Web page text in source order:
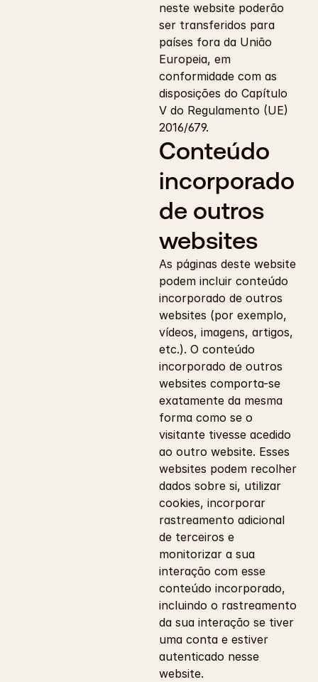
neste website poderão
ser transferidos para
países fora da União
Europeia, em
conformidade com as
disposições do Capítulo
V do Regulamento (UE)
2016/679.
Conteúdo
incorporado
de outros
websites
As páginas deste website
podem incluir conteúdo
incorporado de outros
websites (por exemplo,
vídeos, imagens, artigos,
etc.). O conteúdo
incorporado de outros
websites comporta-se
exatamente da mesma
forma como se o
visitante tivesse acedido
ao outro website. Esses
websites podem recolher
dados sobre si, utilizar
cookies, incorporar
rastreamento adicional
de terceiros e
monitorizar a sua
interação com esse
conteúdo incorporado,
incluindo o rastreamento
da sua interação se tiver
uma conta e estiver
autenticado nesse
website.